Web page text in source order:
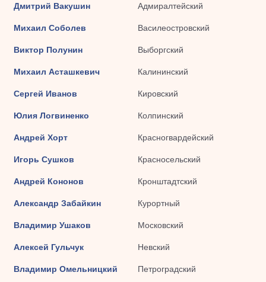
Дмитрий Вакушин Адмиралтейский
Михаил Соболев Василеостровский
Виктор Полунин Выборгский
Михаил Асташкевич Калининский
Сергей Иванов Кировский
Юлия Логвиненко Колпинский
Андрей Хорт Красногвардейский
Игорь Сушков Красносельский
Андрей Кононов Кронштадтский
Александр Забайкин Курортный
Владимир Ушаков Московский
Алексей Гульчук Невский
Владимир Омельницкий Петроградский